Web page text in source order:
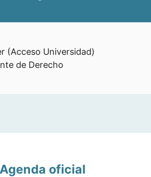
(Acceso Universidad)
de Derecho
Agenda oficial